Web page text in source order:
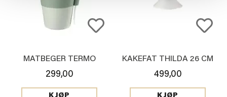
MATBEGER TERMO
299,00
KAKEFAT THILDA 26 CM
499,00